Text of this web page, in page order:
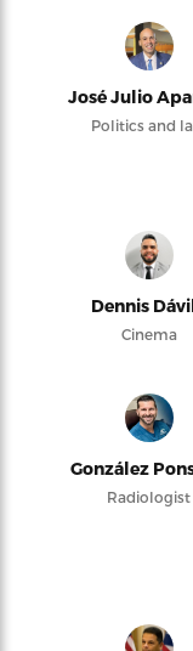
José Julio
Politics and
Dennis
Cinema
González
Radiologist